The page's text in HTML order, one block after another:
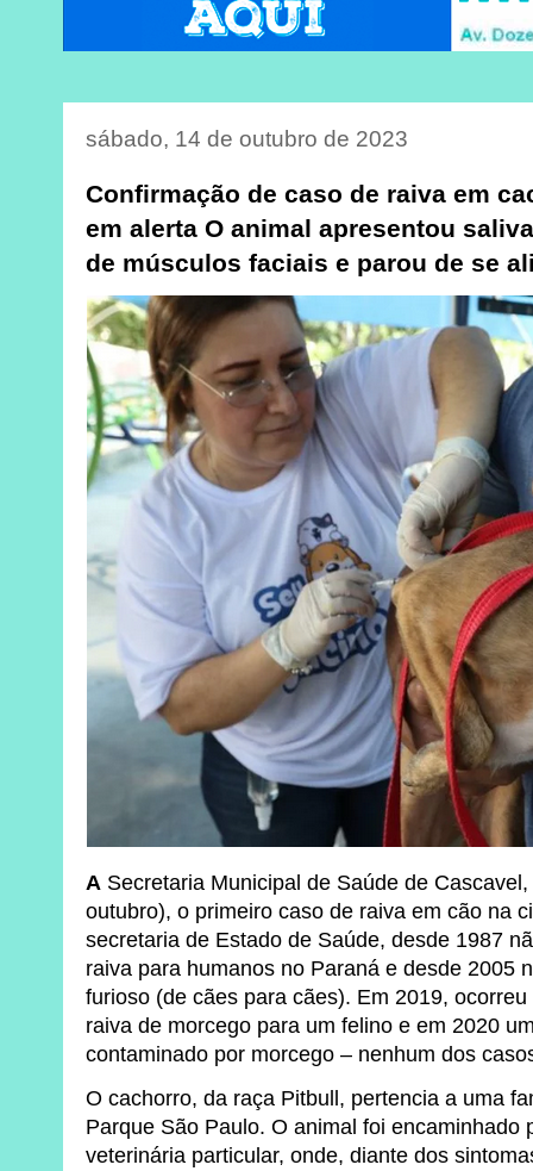
sábado, 14 de outubro de 2023
Confirmação de caso de raiva em
em alerta O animal apresentou
de músculos faciais e parou de se
A Secretaria Municipal de Saúde de
outubro), o primeiro caso de raiva em cão na
secretaria de Estado de Saúde, desde 1987
raiva para humanos no Paraná e desde 2005
furioso (de cães para cães). Em 2019,
raiva de morcego para um felino e em 2020
contaminado por morcego – nenhum dos
O cachorro, da raça Pitbull, pertencia a uma
Parque São Paulo. O animal foi encaminhado
veterinária particular, onde, diante dos